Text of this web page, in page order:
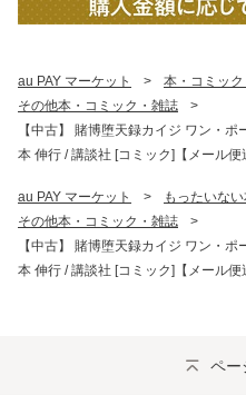
au PAY マーケット > 本・コミッ
その他本・コミック・雑誌
>
【中古】 賭博堕天録カイジ ワン・
本 伸行 / 講談社 [コミック]【メール便
au PAY マーケット > もったいな
その他本・コミック・雑誌
>
【中古】 賭博堕天録カイジ ワン・
本 伸行 / 講談社 [コミック]【メール便
ペー